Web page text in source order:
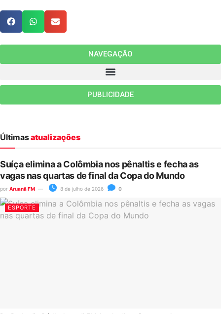
NAVEGAÇÃO
PUBLICIDADE
Últimasatualizações
Suíça elimina a Colômbia nos pênaltis e fecha as
vagas nas quartas de final da Copa do Mundo
por Aruanã FM 8 de julho de 2026 0
ESPORTE